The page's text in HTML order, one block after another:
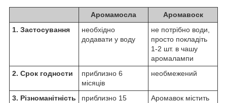
Аромамосла
Аромавоск
1. Застосування
необхідно
додавати у воду
не потрібно води,
просто покладіть
1-2 шт. в чашу
аромалампи
2. Срок годности
приблизно 6
місяців
необмежений
3. Різноманітність
приблизно 15
Аромавок містить